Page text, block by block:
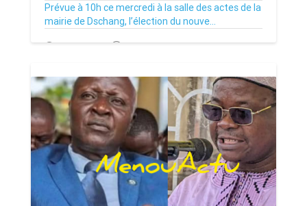
Prévue à 10h ce mercredi à la salle des actes de la
mairie de Dschang, l’élection du nouve...
15/07/26 Par MenouActu 0